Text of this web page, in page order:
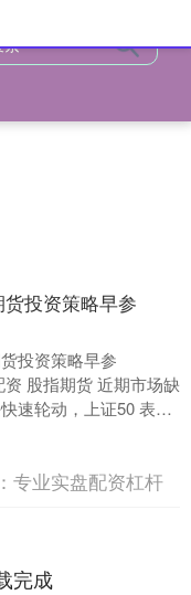
投资策略早参
投资策略早参
股指期货 近期市场缺
速轮动，上证50 表现
苏斜率较缓的宏观环
专业实盘配资杠杆
完成